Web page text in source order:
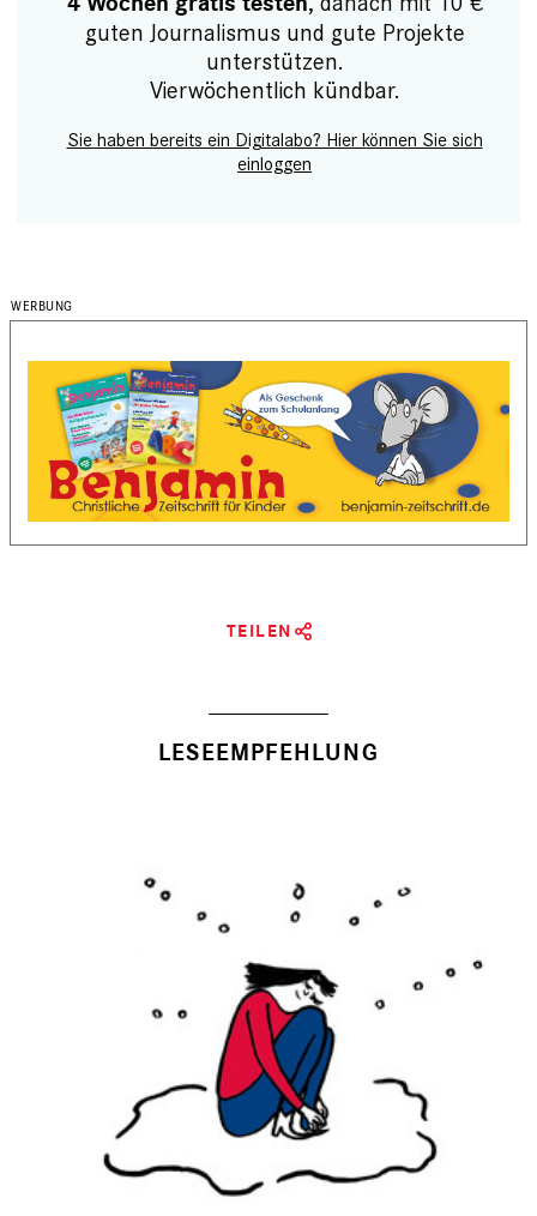
guten Journalismus und gute Projekte
unterstützen.
Vierwöchentlich kündbar.
Sie haben bereits ein Digitalabo? Hier können Sie sich
einloggen
TEILEN
LESEEMPFEHLUNG